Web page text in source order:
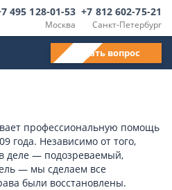
Москва
495 128-01-53
Санкт-Петербург
+7 812 602-75-21
Задать вопрос
профессиональную помощь
года. Независимо от того,
деле — подозреваемый,
— мы сделаем все
были восстановлены.